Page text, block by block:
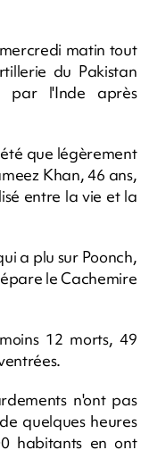
matin tout
du Pakistan
par l'Inde après
que légèrement
Khan, 46 ans,
entre la vie et la
a plu sur Poonch,
le Cachemire
12 morts, 49
n'ont pas
quelques heures
habitants en ont